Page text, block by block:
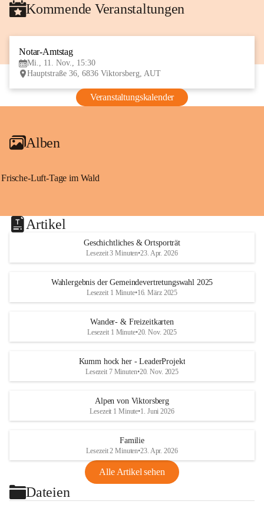
Kommende Veranstaltungen
Notar-Amtstag
Mi., 11. Nov., 15:30
Hauptstraße 36, 6836 Viktorsberg, AUT
Veranstaltungskalender
Alben
Frische-Luft-Tage im Wald
Artikel
Geschichtliches & Ortsporträt
Lesezeit 3 Minuten•23. Apr. 2026
Wahlergebnis der Gemeindevertretungswahl 2025
Lesezeit 1 Minute•16. März 2025
Wander- & Freizeitkarten
Lesezeit 1 Minute•20. Nov. 2025
Kumm hock her - LeaderProjekt
Lesezeit 7 Minuten•20. Nov. 2025
Alpen von Viktorsberg
Lesezeit 1 Minute•1. Juni 2026
Familie
Lesezeit 2 Minuten•23. Apr. 2026
Alle Artikel sehen
Dateien